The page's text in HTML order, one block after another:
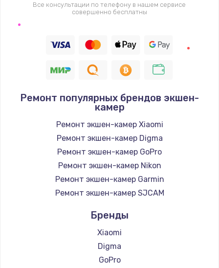
Все консультации по телефону в нашем сервисе
совершенно бесплатны
Ремонт популярных брендов экшен-
камер
Ремонт экшен-камер Xiaomi
Ремонт экшен-камер Digma
Ремонт экшен-камер GoPro
Ремонт экшен-камер Nikon
Ремонт экшен-камер Garmin
Ремонт экшен-камер SJCAM
Бренды
Xiaomi
Digma
GoPro